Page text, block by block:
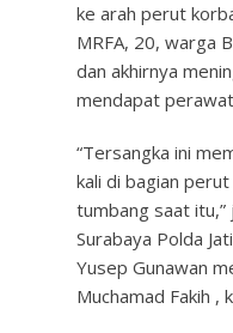
ke arah perut
MRFA, 20, warga
dan akhirnya
mendapat
“Tersangka ini
kali di bagian
tumbang saat
Surabaya Polda
Yusep Gunawan
Muchamad Fakih ,